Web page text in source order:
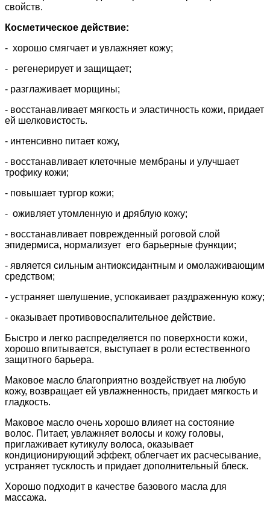
свойств.
Косметическое действие:
- хорошо смягчает и увлажняет кожу;
- регенерирует и защищает;
- разглаживает морщины;
- восстанавливает мягкость и эластичность кожи, придает
ей шелковистость.
- интенсивно питает кожу,
- восстанавливает клеточные мембраны и улучшает
трофику кожи;
- повышает тургор кожи;
- оживляет утомленную и дряблую кожу;
- восстанавливает поврежденный роговой слой
эпидермиса, нормализует его барьерные функции;
- является сильным антиоксидантным и омолаживающим
средством;
- устраняет шелушение, успокаивает раздраженную кожу;
- оказывает противовоспалительное действие.
Быстро и легко распределяется по поверхности кожи,
хорошо впитывается, выступает в роли естественного
защитного барьера.
Маковое масло благоприятно воздействует на любую
кожу, возвращает ей увлажненность, придает мягкость и
гладкость.
Маковое масло очень хорошо влияет на состояние
волос. Питает, увлажняет волосы и кожу головы,
приглаживает кутикулу волоса, оказывает
кондиционирующий эффект, облегчает их расчесывание,
устраняет тусклость и придает дополнительный блеск.
Хорошо подходит в качестве базового масла для
массажа.